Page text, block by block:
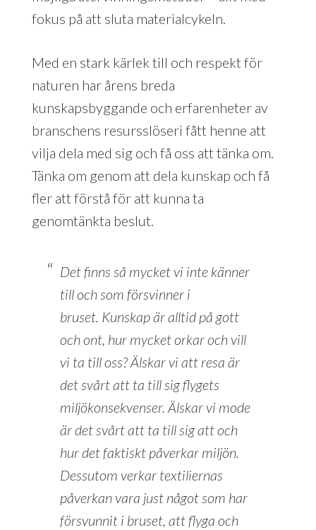
fokus på att sluta materialcykeln.
Med en stark kärlek till och respekt för
naturen har årens breda
kunskapsbyggande och erfarenheter av
branschens resursslöseri fått henne att
vilja dela med sig och få oss att tänka om.
Tänka om genom att dela kunskap och få
fler att förstå för att kunna ta
genomtänkta beslut.
Det finns så mycket vi inte känner
till och som försvinner i
bruset. Kunskap är alltid på gott
och ont, hur mycket orkar och vill
vi ta till oss? Älskar vi att resa är
det svårt att ta till sig flygets
miljökonsekvenser. Älskar vi mode
är det svårt att ta till sig att och
hur det faktiskt påverkar miljön.
Dessutom verkar textiliernas
påverkan vara just något som har
försvunnit i bruset, att flyga och